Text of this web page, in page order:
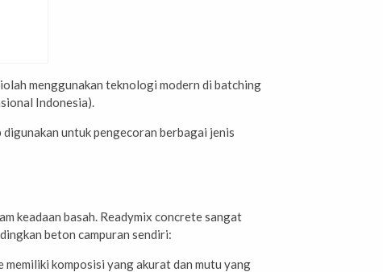
menggunakan teknologi modern di batching
Indonesia).
untuk pengecoran berbagai jenis
keadaan basah. Readymix concrete sangat
beton campuran sendiri:
komposisi yang akurat dan mutu yang